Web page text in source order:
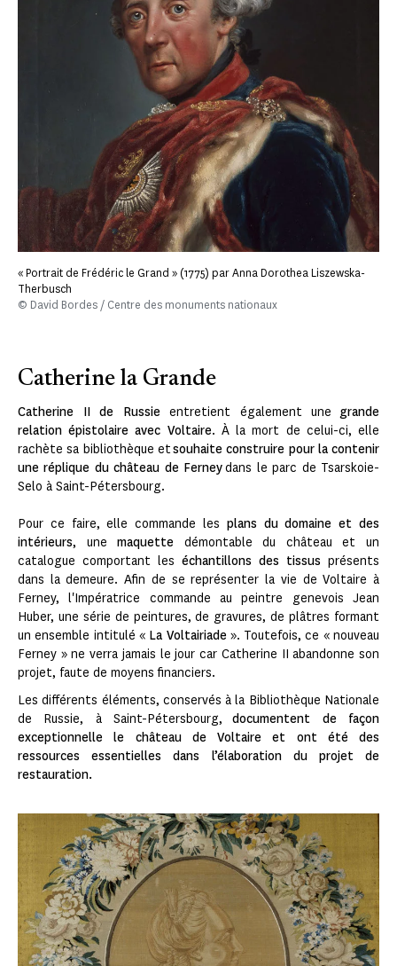
« Portrait de Frédéric le Grand » (1775) par Anna Dorothea Liszewska-
Therbusch
© David Bordes / Centre des monuments nationaux
Catherine la Grande
Catherine II de Russieentretient également une grande
relation épistolaire avec Voltaire. À la mort de celui-ci, elle
rachète sa bibliothèque etsouhaite construire pour la contenir
une réplique du château de Ferneydans le parc de Tsarskoie-
Selo à Saint-Pétersbourg.
Pour ce faire, elle commande les plans du domaine et des
intérieurs, unemaquette démontable du château et un
catalogue comportant les échantillons des tissus présents
dans la demeure. Afin de se représenter la vie de Voltaire à
Ferney, l'Impératrice commande au peintre genevois Jean
Huber, une série de peintures, de gravures, de plâtres formant
un ensemble intitulé « La Voltairiade ». Toutefois, ce « nouveau
Ferney » ne verra jamais le jour car Catherine II abandonne son
projet, faute de moyens financiers.
Les différents éléments, conservés à la Bibliothèque Nationale
de Russie, à Saint-Pétersbourg,documentent de façon
exceptionnelle le château de Voltaire et ont été des
ressources essentielles dans l’élaboration du projet de
restauration.